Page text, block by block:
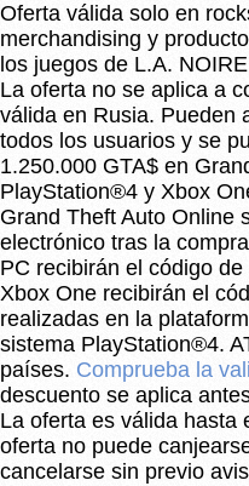
Oferta válida solo en
merchandising y
los juegos de L.A.
La oferta no se aplica a
válida en Rusia. Pueden
todos los usuarios y se
1.250.000 GTA$ en
PlayStation®4 y Xbox
Grand Theft Auto Online
electrónico tras la
PC recibirán el código
Xbox One recibirán el
realizadas en la
sistema PlayStation®4.
países. Comprueba la
descuento se aplica
La oferta es válida hasta
oferta no puede
cancelarse sin previo